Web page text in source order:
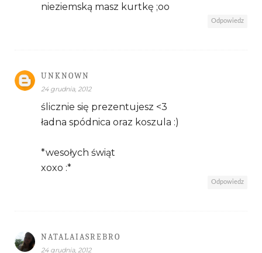
nieziemską masz kurtkę ;oo
Odpowiedz
UNKNOWN
24 grudnia, 2012
ślicznie się prezentujesz <3
ładna spódnica oraz koszula :)
*wesołych świąt
xoxo :*
Odpowiedz
NATALAIASREBRO
24 grudnia, 2012